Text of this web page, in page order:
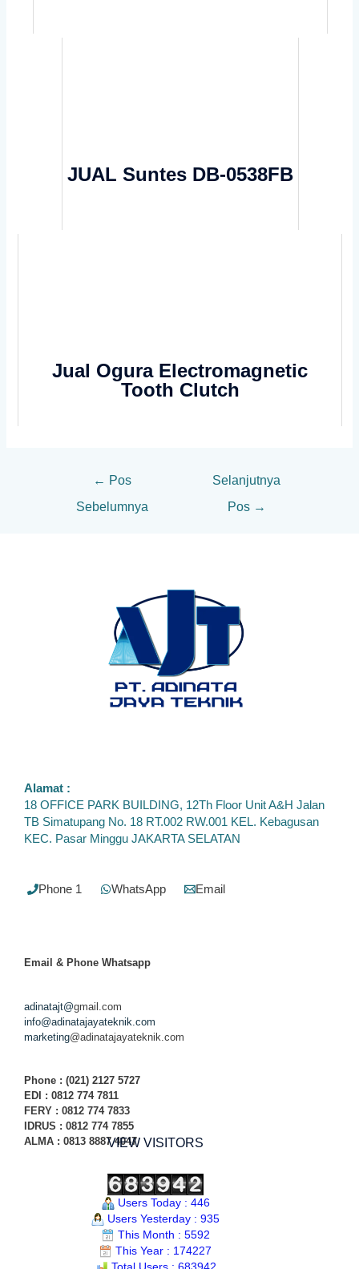
JUAL Suntes DB-0538FB
Jual Ogura Electromagnetic
Tooth Clutch
← Pos
Sebelumnya
Selanjutnya
Pos →
Alamat :
18 OFFICE PARK BUILDING, 12Th Floor Unit A&H Jalan
TB Simatupang No. 18 RT.002 RW.001 KEL. Kebagusan
KEC. Pasar Minggu JAKARTA SELATAN
Phone 1 WhatsApp Email
Email & Phone Whatsapp
adinatajt@gmail.com
info@adinatajayateknik.com
marketing@adinatajayateknik.com
Phone : (021) 2127 5727
EDI : 0812 774 7811
FERY : 0812 774 7833
IDRUS : 0812 774 7855
ALMA : 0813 8887 4047VIEW VISITORS
Users Today : 446
Users Yesterday : 935
This Month : 5592
This Year : 174227